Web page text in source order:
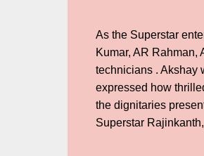
As the Superstar
Kumar, AR
technicians . Akshay
expressed how
the dignitaries
Superstar